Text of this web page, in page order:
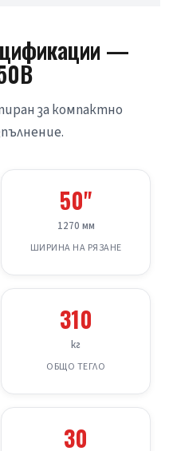
—
за компактно
50"
1270 мм
ШИРИНА НА РЯЗАНЕ
310
кг
ОБЩО ТЕГЛО
30